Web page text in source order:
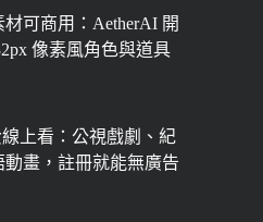
可商用：AetherAI 開
像素風角色與道具
上看：公視戲劇、紀
動畫，註冊就能無廣告